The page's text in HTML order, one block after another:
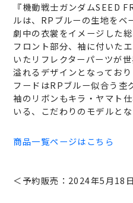
『機動戦士ガンダムSEED
ルは、RPブルーの生地をベ
劇中の衣裳をイメージした総
フロント部分、袖に付いた
いたリフレクターパーツが
溢れるデザインとなっており
フードはRPブルー似合う杢
袖のリボンもキラ・ヤマト
いる、こだわりのモデルとな
商品一覧ページはこちら
＜予約販売：2024年5月18